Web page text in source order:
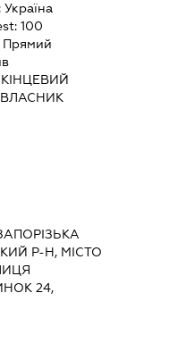
Україна
100
Прямий
КІНЦЕВИЙ
Р-Н, МІСТО
24,